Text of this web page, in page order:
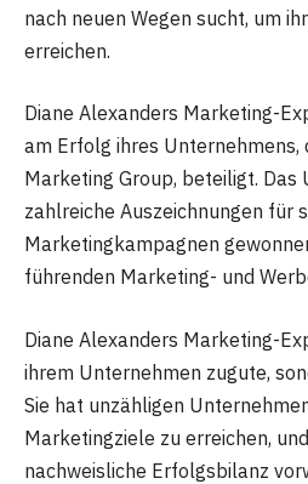
nach neuen Wegen sucht, um
erreichen.
Diane Alexanders Marketing-
am Erfolg ihres Unternehmens,
Marketing Group, beteiligt. Das
zahlreiche Auszeichnungen für
Marketingkampagnen
führenden Marketing- und
Diane Alexanders Marketing-
ihrem Unternehmen zugute,
Sie hat unzähligen
Marketingziele zu erreichen,
nachweisliche Erfolgsbilanz